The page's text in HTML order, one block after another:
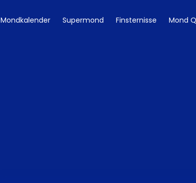
Mondkalender Supermond Finsternisse Mond